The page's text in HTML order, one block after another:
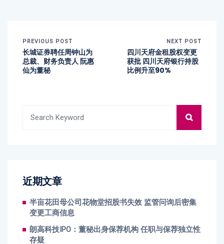
PREVIOUS POST
长城证券聘任周钟山为
总裁、财务负责人 阮惠
仙为董秘
NEXT POST
四川天府金租股权变更
获批 四川天府银行持股
比例升至90%
近期文章
半亩花田母公司花物堂招股书失效 监管问询后密集
变更工商信息
朗高科技IPO：董秘出身保荐机构 任职与保荐独立性
存疑